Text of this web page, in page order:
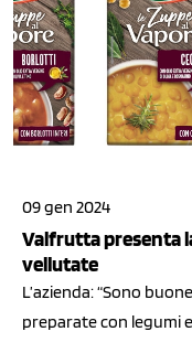
09 gen 2024
Valfrutta presenta
vellutate
L’azienda: “Sono
preparate con legumi